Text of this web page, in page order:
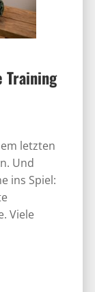
Training
letzten
Und
ins Spiel:
Viele